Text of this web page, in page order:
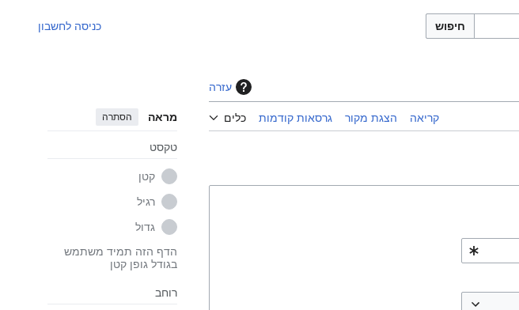
חיפוש כניסה לחשבון
עזרה
קריאה הצגת מקור גרסאות קודמות כלים מראה הסתרה
טקסט
קטן
רגיל
גדול
הדף הזה תמיד משתמש
בגודל גופן קטן
רוחב